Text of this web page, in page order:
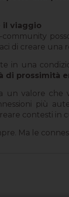
il viaggio
di creare una
in una
di prossimità
un valore che
più
contesti in
Ma le